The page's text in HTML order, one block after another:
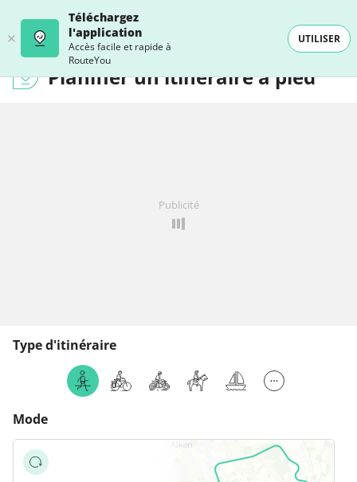
Téléchargez
l'application
Accès facile et rapide à
RouteYou
UTILISER
Planifier un itinéraire à pied
Publicité
Type d'itinéraire
Mode